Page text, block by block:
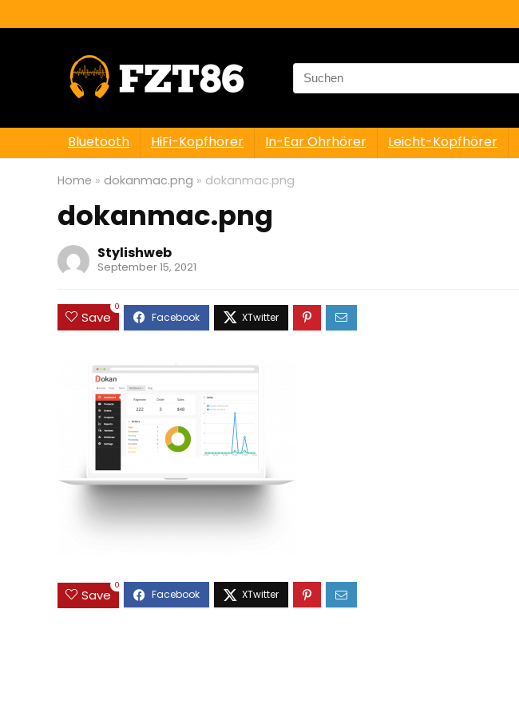
Search
for:
Bluetooth HiFi-Kopfhörer In-Ear Ohrhörer Leicht-Kopfhörer
Home » dokanmac.png » dokanmac.png
dokanmac.png
Stylishweb
September 15, 2021
Save
0
Save
0